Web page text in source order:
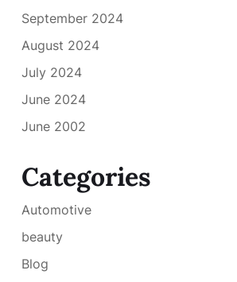
September 2024
August 2024
July 2024
June 2024
June 2002
Categories
Automotive
beauty
Blog